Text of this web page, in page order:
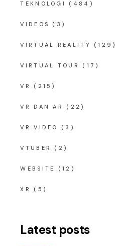
TEKNOLOGI (484)
VIDEOS (3)
VIRTUAL REALITY (129)
VIRTUAL TOUR (17)
VR (215)
VR DAN AR (22)
VR VIDEO (3)
VTUBER (2)
WEBSITE (12)
XR (5)
Latest posts